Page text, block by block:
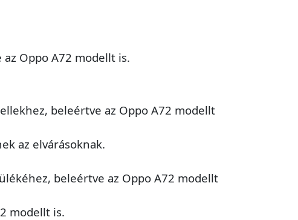
Oppo A72 modellt is.
beleértve az Oppo A72 modellt
az elvárásoknak.
beleértve az Oppo A72 modellt
modellt is.